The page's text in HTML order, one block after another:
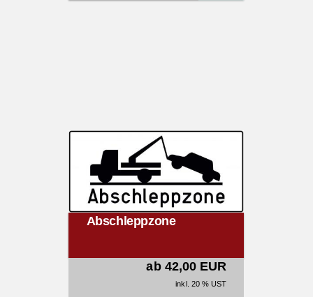
Abschleppzone
ab 42,00 EUR
inkl. 20 % UST